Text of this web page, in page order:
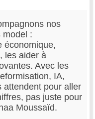
nos
model :
économique,
les aider à
Avec les
IA,
attendent pour aller
pas juste pour
Moussaïd.